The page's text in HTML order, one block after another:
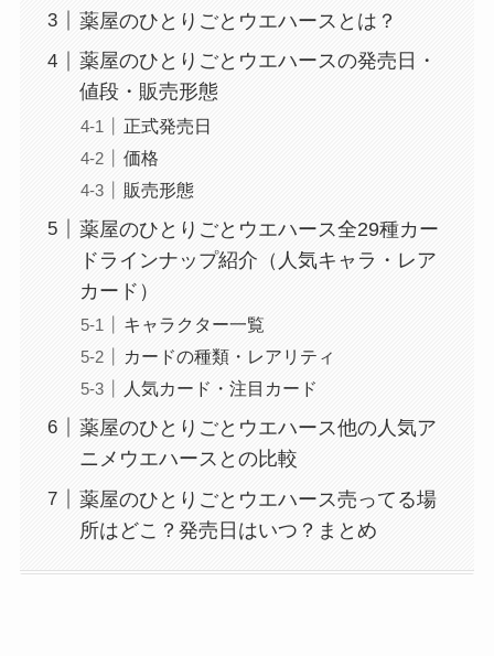
薬屋のひとりごとウエハースとは？
薬屋のひとりごとウエハースの発売日・
値段・販売形態
正式発売日
価格
販売形態
薬屋のひとりごとウエハース全29種カー
ドラインナップ紹介（人気キャラ・レア
カード）
キャラクター一覧
カードの種類・レアリティ
人気カード・注目カード
薬屋のひとりごとウエハース他の人気ア
ニメウエハースとの比較
薬屋のひとりごとウエハース売ってる場
所はどこ？発売日はいつ？まとめ